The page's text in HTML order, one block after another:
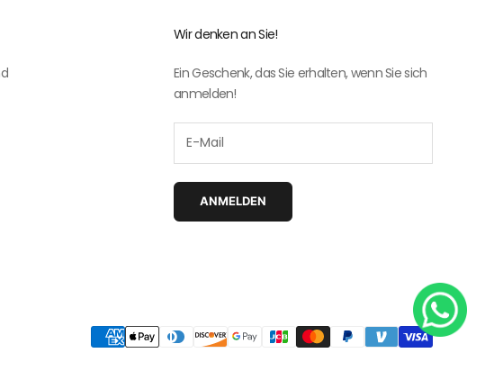
Wir denken an Sie!
Ein Geschenk, das Sie erhalten, wenn Sie sich
anmelden!
ANMELDEN